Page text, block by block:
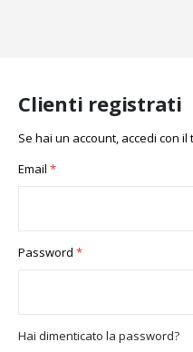
Clienti registrati
Se hai un account, accedi con
Email
Password
Hai dimenticato la password?